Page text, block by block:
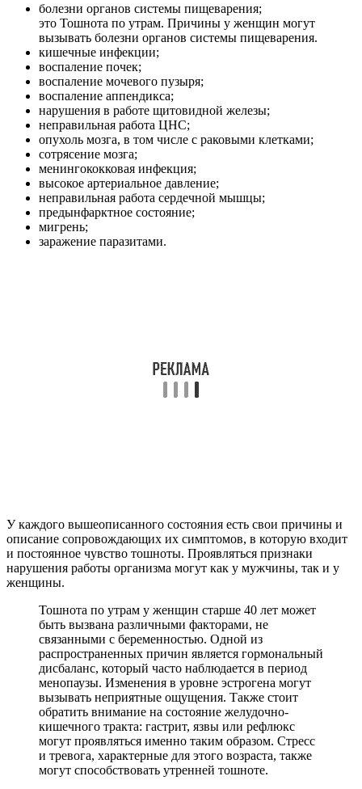
болезни органов системы пищеварения;
это Тошнота по утрам. Причины у женщин могут
вызывать болезни органов системы пищеварения.
кишечные инфекции;
воспаление почек;
воспаление мочевого пузыря;
воспаление аппендикса;
нарушения в работе щитовидной железы;
неправильная работа ЦНС;
опухоль мозга, в том числе с раковыми клетками;
сотрясение мозга;
менингококковая инфекция;
высокое артериальное давление;
неправильная работа сердечной мышцы;
предынфарктное состояние;
мигрень;
заражение паразитами.
У каждого вышеописанного состояния есть свои причины и
описание сопровождающих их симптомов, в которую входит
и постоянное чувство тошноты. Проявляться признаки
нарушения работы организма могут как у мужчины, так и у
женщины.
Тошнота по утрам у женщин старше 40 лет может
быть вызвана различными факторами, не
связанными с беременностью. Одной из
распространенных причин является гормональный
дисбаланс, который часто наблюдается в период
менопаузы. Изменения в уровне эстрогена могут
вызывать неприятные ощущения. Также стоит
обратить внимание на состояние желудочно-
кишечного тракта: гастрит, язвы или рефлюкс
могут проявляться именно таким образом. Стресс
и тревога, характерные для этого возраста, также
могут способствовать утренней тошноте.